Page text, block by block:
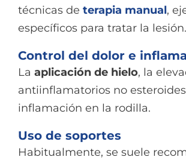
técnicas de terapia manual,
específicos para tratar la lesión.
Control del dolor e
La aplicación de hielo, la
antiinflamatorios no
inflamación en la rodilla.
Uso de soportes
Habitualmente, se suele